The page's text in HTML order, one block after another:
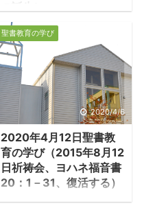
1.イエスの誕生 ・イエ
スはローマ皇帝アウグス
トゥスの時代に、ユダヤ
のベツレヘムでお生まれ
になったとルカは記す。
アウグストゥスは帝国内
のすべての住民に税と兵
役を課すための住民登録
を命じ、それぞれが本籍
地への移動を強制され
た。 －ルカ2：1－3「そ
聖書教育の学び
2020/4/6
2020年4月12日聖書教
育の学び（2015年8月12
日祈祷会、ヨハネ福音書
20：1－31、復活する）
1.イエスの復活 ・ヨハ